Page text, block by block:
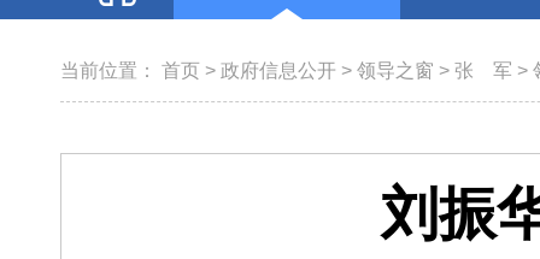
当前位置： 首页 > 政府信息公开 > 领导之窗 > 张 军 >
刘振